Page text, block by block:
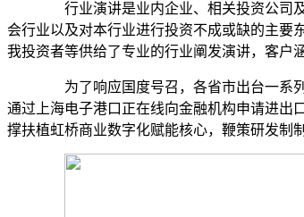
行业演讲是业内企业、相关投资公司及
会行业以及对本行业进行投资不成或缺的主要
我投资者等供给了专业的行业阐发演讲，客户
为了响应国度号召，各省市出台一系列
通过上海电子港口正在线向金融机构申请进出
撑扶植虹桥商业数字化赋能核心，鞭策研发制